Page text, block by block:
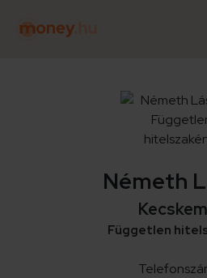
Németh
Független